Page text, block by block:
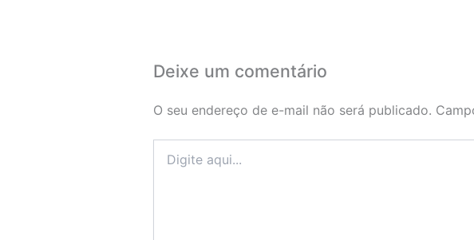
Deixe um comentário
O seu endereço de e-mail não será publicado.
aqui...